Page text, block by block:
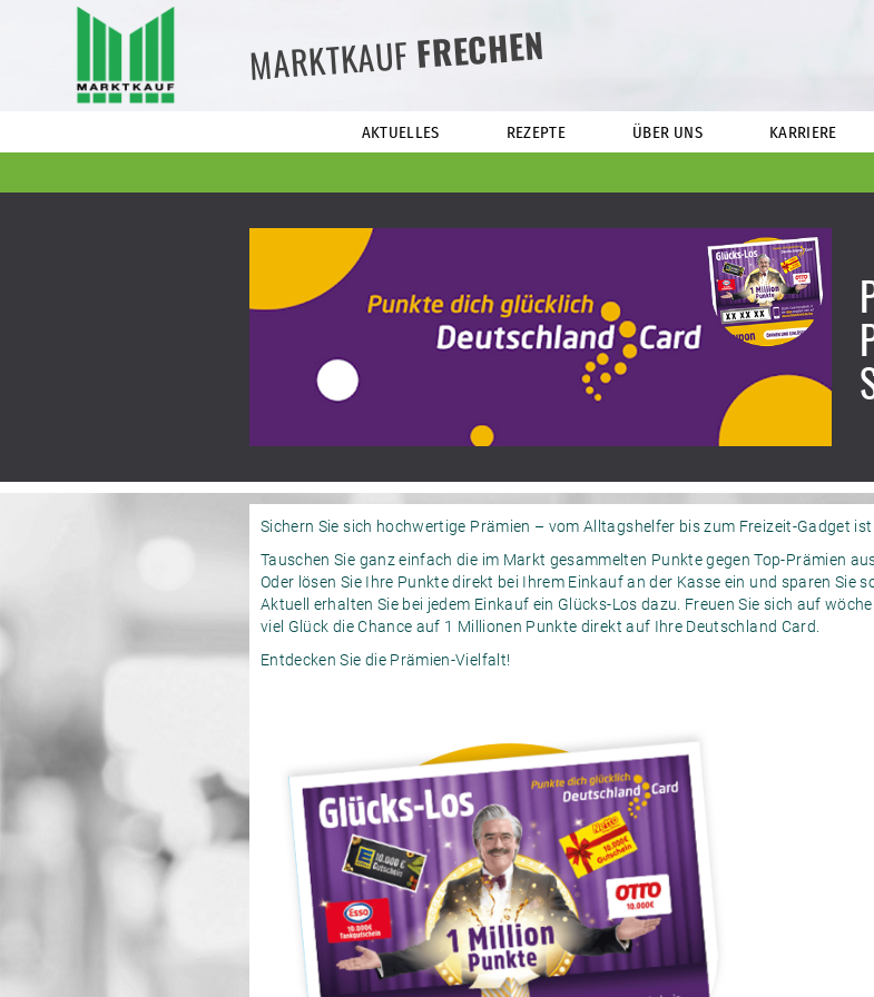
MARKTKAUFFRECHEN
AKTUELLES REZEPTE ÜBER UNS KARRIERE
Sichern Sie sich hochwertige Prämien – vom Alltagshelfer bis zum Freizeit-Gadget ist
Tauschen Sie ganz einfach die im Markt gesammelten Punkte gegen Top-Prämien
Oder lösen Sie Ihre Punkte direkt bei Ihrem Einkauf an der Kasse ein und sparen Sie
Aktuell erhalten Sie bei jedem Einkauf ein Glücks-Los dazu. Freuen Sie sich auf
viel Glück die Chance auf 1 Millionen Punkte direkt auf Ihre Deutschland Card.
Entdecken Sie die Prämien-Vielfalt!